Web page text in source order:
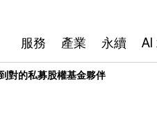
服務 產業 永續 AI
對的私募股權基金夥伴